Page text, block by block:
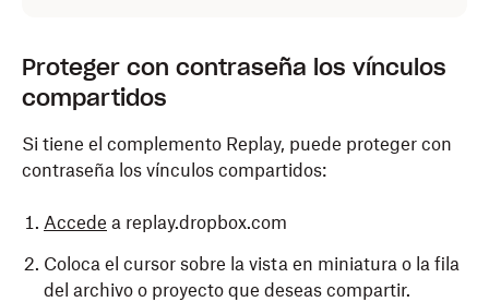
Proteger con contraseña los vínculos
compartidos
Si tiene el complemento Replay, puede proteger con
contraseña los vínculos compartidos:
Accede a replay.dropbox.com
Coloca el cursor sobre la vista en miniatura o la fila
del archivo o proyecto que deseas compartir.